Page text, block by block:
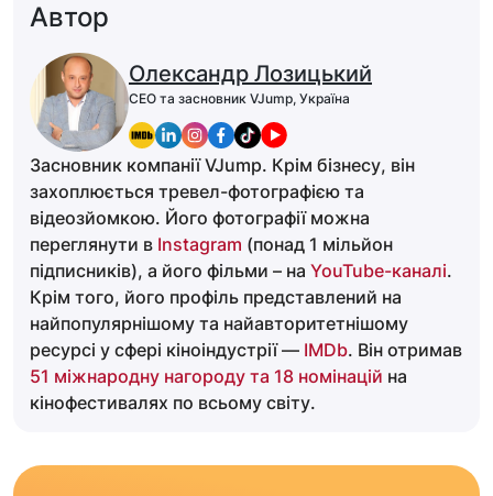
Автор
Олександр Лозицький
CEO та засновник VJump, Україна
Засновник компанії VJump. Крім бізнесу, він
захоплюється тревел-фотографією та
відеозйомкою. Його фотографії можна
переглянути в Instagram (понад 1 мільйон
підписників), а його фільми – на YouTube-каналі.
Крім того, його профіль представлений на
найпопулярнішому та найавторитетнішому
ресурсі у сфері кіноіндустрії — IMDb. Він отримав
51 міжнародну нагороду та 18 номінацій на
кінофестивалях по всьому світу.